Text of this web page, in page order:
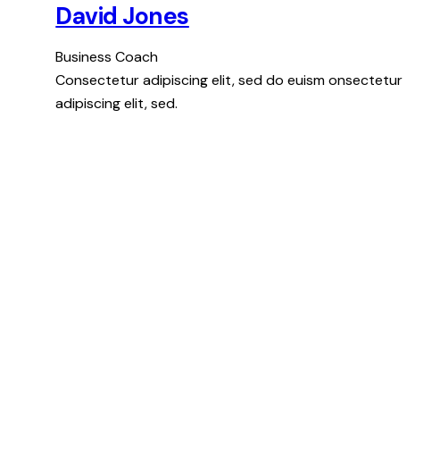
David Jones
Business Coach
Consectetur adipiscing elit, sed do euism onsectetur
adipiscing elit, sed.